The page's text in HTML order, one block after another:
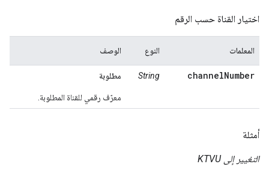
اختيار القناة حسب الرقم
المعلمات النوع الوصف
channelNumber
String مطلوبة
معرّف رقمي للقناة المطلوبة.
أمثلة
التغيير إلى KTVU